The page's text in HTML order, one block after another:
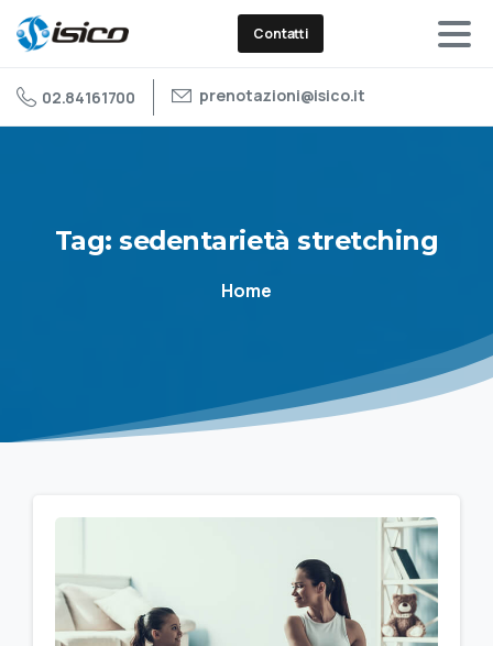
Contatti
02.84161700 prenotazioni@isico.it
Tag: sedentarietà stretching
Home